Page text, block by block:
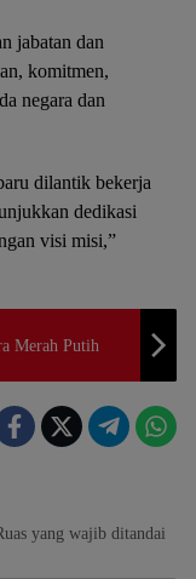
jabatan dan
komitmen,
negara dan
dilantik bekerja
dedikasi
visi misi,”
Merah Putih
yang wajib ditandai